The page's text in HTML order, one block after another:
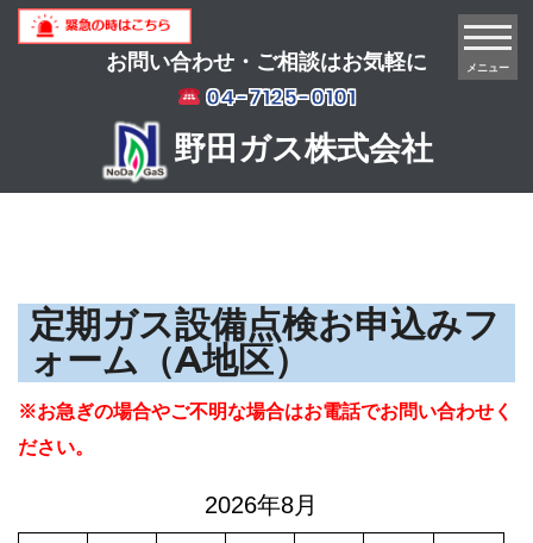
メニュー
お問い合わせ・ご相談はお気軽に
04-7125-0101
野田ガス株式会社
定期ガス設備点検お申込みフ
ォーム（A地区）
※お急ぎの場合やご不明な場合はお電話でお問い合わせく
ださい。
2026年8月